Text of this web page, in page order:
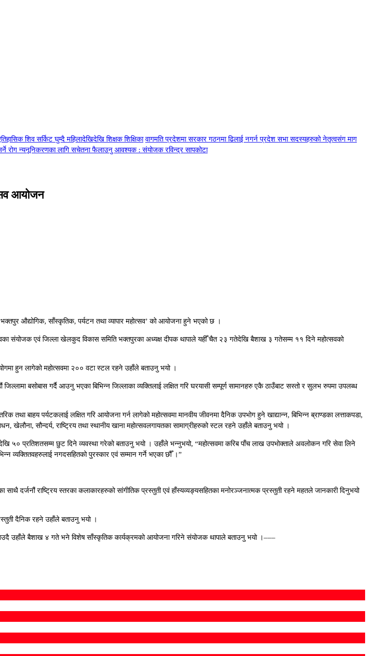
शिव सर्किट घुम्दै महिलादेखिदेखि शिक्षक शिक्षिका वागमति प्रदेशमा सरकार गठनमा ढिलाई नगर्न प्रदेश सभा सदस्यहरुको नेतृत्वसंग माग
रोग न्यनूनिकरणका लागि सचेतना फैलाउनु आवश्यक : संयोजक रविन्द्र सापकोटा
आयोजन
औद्योगिक, साँस्कृतिक, पर्यटन तथा व्यापार महोत्सव’ को आयोजना हुने भएको छ ।
संयोजक एवं जिल्ला खेलकुद विकास समिति भक्तपुरका अध्यक्ष दीपक थापाले यहीँ चैत २३ गतेदेखि बैशाख ३ गतेसम्म ११ दिने महोत्सवको
हुन लागेको महोत्सवमा २०० वटा स्टल रहने उहाँले बताउनु भयो ।
बसोबास गर्दै आउनु भएका बिभिन्न जिल्लाका व्यक्तिलाई लक्षित गरि घरयासी सम्पूर्ण सामानहरु एकै ठाउँबाट सस्तो र सुलभ रुपमा उपलब्ध
बाहय पर्यटकलाई लक्षित गरि आयोजना गर्न लागेको महोत्सवमा मानवीय जीवनमा दैनिक उपभोग हुने खाद्यान्न, बिभिन्न ब्राण्डका लत्ताकपडा,
खेलौना, सौन्दर्य, राष्ट्रिय तथा स्थानीय खाना महोत्सवलगायतका सामाग्रीहरुको स्टल रहने उहाँले बताउनु भयो ।
५० प्रतिशतसम्म छुट दिने व्यवस्था गरेको बताउनु भयो । उहाँले भन्नुभयो, “महोत्सवमा करिब पाँच लाख उपभोक्ताले अवलोकन गरि सेवा लिने
व्यक्तितवहरुलाई नगदसहितको पुरस्कार एवं सम्मान गर्ने भएका छौँ ।”
साथै दर्जनौं राष्ट्रिय स्तरका कलाकारहरुको सांगीतिक प्रस्तुती एवं हाँस्यव्यङ्यसहितका मनोरञ्जनात्मक प्रस्तुती रहने महतले जानकारी दिनुभयो
दैनिक रहने उहाँले बताउनु भयो ।
उहाँले बैशाख ४ गते भने विशेष साँस्कृतिक कार्यक्रमको आयोजना गरिने संयोजक थापाले बताउनु भयो ।–––